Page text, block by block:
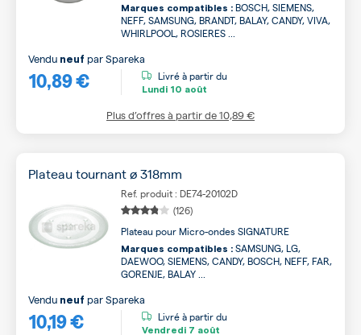
Marques compatibles : BOSCH, SIEMENS,
NEFF, SAMSUNG, BRANDT, BALAY, CANDY, VIVA,
WHIRLPOOL, ROSIERES ...
10,89 €
Vendu neuf parSpareka
Livré à partir du
Lundi 10 août
Plus d’offres à partir de10,89 €
Plateau tournant ø 318mm
Ref. produit : DE74-20102D
(126)
Plateau pour Micro-ondes SIGNATURE
Marques compatibles : SAMSUNG, LG,
DAEWOO, SIEMENS, CANDY, BOSCH, NEFF, FAR,
GORENJE, BALAY ...
10,19 €
Vendu neuf parSpareka
Livré à partir du
Vendredi 7 août